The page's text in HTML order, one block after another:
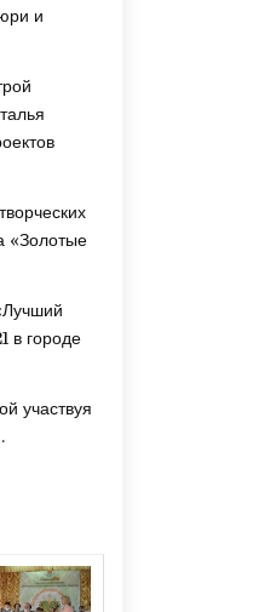
и
«Золотые
в городе
участвуя